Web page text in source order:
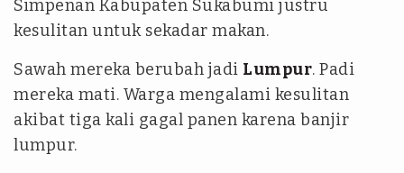
Simpenan Kabupaten Sukabumi justru
kesulitan untuk sekadar makan.
Sawah mereka berubah jadi Lumpur. Padi
mereka mati. Warga mengalami kesulitan
akibat tiga kali gagal panen karena banjir
lumpur.